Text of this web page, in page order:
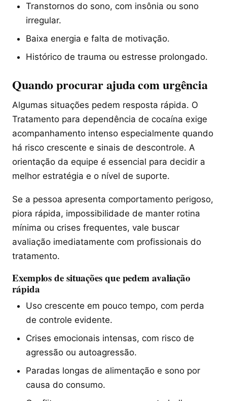
Transtornos do sono, com insônia ou sono
irregular.
Baixa energia e falta de motivação.
Histórico de trauma ou estresse prolongado.
Quando procurar ajuda com urgência
Algumas situações pedem resposta rápida. O
Tratamento para dependência de cocaína exige
acompanhamento intenso especialmente quando
há risco crescente e sinais de descontrole. A
orientação da equipe é essencial para decidir a
melhor estratégia e o nível de suporte.
Se a pessoa apresenta comportamento perigoso,
piora rápida, impossibilidade de manter rotina
mínima ou crises frequentes, vale buscar
avaliação imediatamente com profissionais do
tratamento.
Exemplos de situações que pedem avaliação
rápida
Uso crescente em pouco tempo, com perda
de controle evidente.
Crises emocionais intensas, com risco de
agressão ou autoagressão.
Paradas longas de alimentação e sono por
causa do consumo.